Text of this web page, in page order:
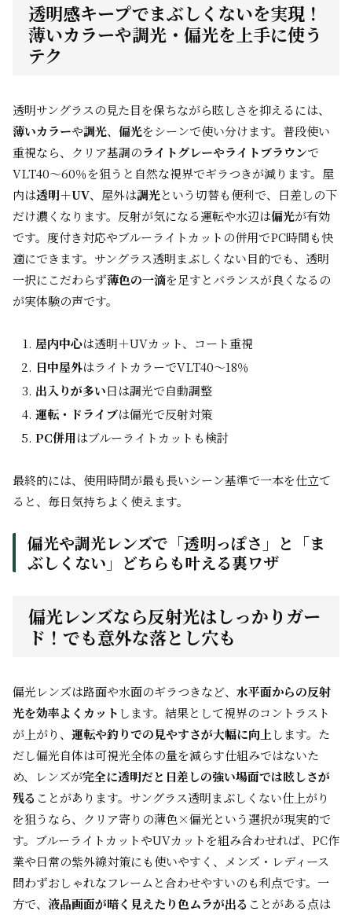
透明感キープでまぶしくないを実現！
薄いカラーや調光・偏光を上手に使う
テク
透明サングラスの見た目を保ちながら眩しさを抑えるには、
薄いカラーや調光、 偏光をシーンで使い分けます。普段使い
重視なら、クリア基調のライトグレーやライトブラウンで
VLT40〜60％を狙うと自然な視界でギラつきが減ります。屋
内は透明＋UV、屋外は調光という切替も便利で、日差しの下
だけ濃くなります。反射が気になる運転や水辺は偏光が有効
です。度付き対応やブルーライトカットの併用でPC時間も快
適にできます。サングラス透明まぶしくない目的でも、透明
一択にこだわらず薄色の一滴を足すとバランスが良くなるの
が実体験の声です。
屋内中心は透明＋UVカット、コート重視
日中屋外はライトカラーでVLT40〜18％
出入りが多い日は調光で自動調整
運転・ドライブは偏光で反射対策
PC併用はブルーライトカットも検討
最終的には、使用時間が最も長いシーン基準で一本を仕立て
ると、毎日気持ちよく使えます。
偏光や調光レンズで「透明っぽさ」と「ま
ぶしくない」どちらも叶える裏ワザ
偏光レンズなら反射光はしっかりガー
ド！でも意外な落とし穴も
偏光レンズは路面や水面のギラつきなど、 水平面からの反射
光を効率よくカット します。結果として視界のコントラスト
が上がり、 運転や釣りでの見やすさが大幅に向上します。た
だし偏光自体は可視光全体の量を減らす仕組みではないた
め、レンズが完全に透明だと日差しの強い場面では眩しさが
残る ことがあります。サングラス透明まぶしくない仕上がり
を狙うなら、クリア寄りの薄色×偏光という選択が現実的で
す。ブルーライトカットやUVカットを組み合わせれば、PC作
業や日常の紫外線対策にも使いやすく、メンズ・レディース
問わずおしゃれなフレームと合わせやすいのも利点です。一
方で、 液晶画面が暗く見えたり色ムラが出る ことがある点は